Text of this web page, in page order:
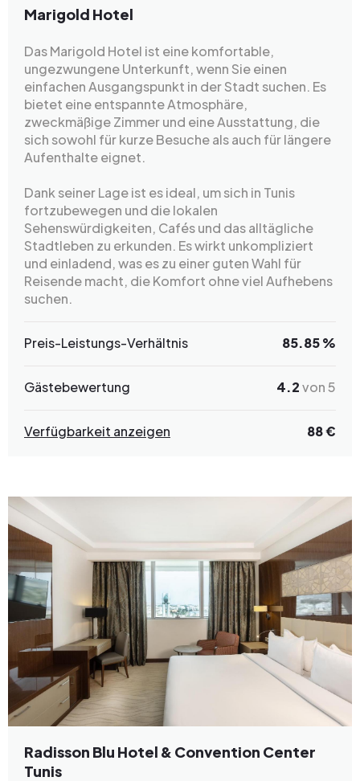
Marigold Hotel
Das Marigold Hotel ist eine komfortable,
ungezwungene Unterkunft, wenn Sie einen
einfachen Ausgangspunkt in der Stadt suchen. Es
bietet eine entspannte Atmosphäre,
zweckmäßige Zimmer und eine Ausstattung, die
sich sowohl für kurze Besuche als auch für längere
Aufenthalte eignet.
Dank seiner Lage ist es ideal, um sich in Tunis
fortzubewegen und die lokalen
Sehenswürdigkeiten, Cafés und das alltägliche
Stadtleben zu erkunden. Es wirkt unkompliziert
und einladend, was es zu einer guten Wahl für
Reisende macht, die Komfort ohne viel Aufhebens
suchen.
Preis-Leistungs-Verhältnis 85.85 %
Gästebewertung 4.2von 5
Verfügbarkeit anzeigen 88 €
Radisson Blu Hotel & Convention Center
Tunis